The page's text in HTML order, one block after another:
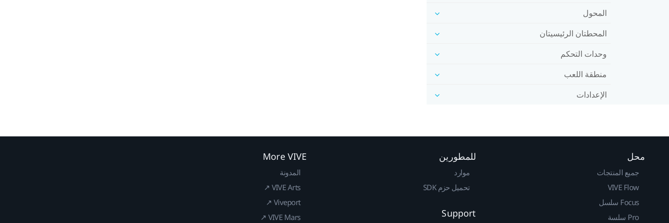
المحول
المحطتان الرئيسيتان
وحدات التحكم
منطقة اللعب
الإعدادات
محل
جميع المنتجات
VIVE Flow
Focus سلسل
Pro سلسة
للمطورين
موارد
تحميل حزم SDK
Support
More VIVE
المدونة
VIVE Arts ↗
Viveport ↗
VIVE Mars ↗